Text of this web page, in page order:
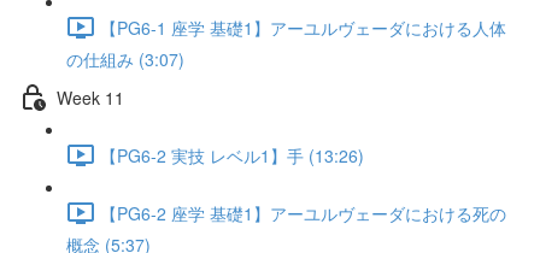
【PG6-1 座学 基礎1】アーユルヴェーダにおける人体
の仕組み (3:07)
Week 11
【PG6-2 実技 レベル1】手 (13:26)
【PG6-2 座学 基礎1】アーユルヴェーダにおける死の
概念 (5:37)